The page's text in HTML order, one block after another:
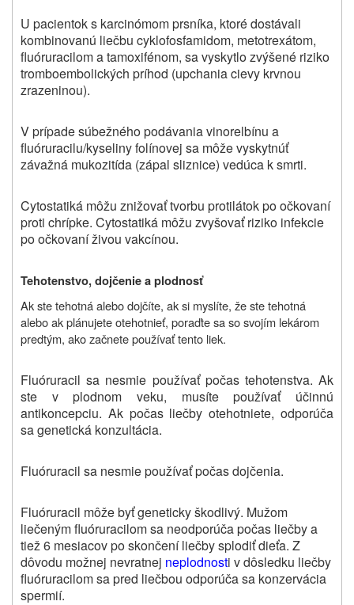
U pacientok s karcinómom prsníka, ktoré dostávali
kombinovanú liečbu cyklofosfamidom, metotrexátom,
fluóruracilom a tamoxifénom, sa vyskytlo zvýšené riziko
tromboembolických príhod (upchania cievy krvnou
zrazeninou).
V prípade súbežného podávania vinorelbínu a
fluóruracilu/kyseliny folínovej sa môže vyskytnúť
závažná mukozitída (zápal sliznice) vedúca k smrti.
Cytostatiká môžu znižovať tvorbu protilátok po očkovaní
proti chrípke. Cytostatiká môžu zvyšovať riziko infekcie
po očkovaní živou vakcínou.
Tehotenstvo, dojčenie a plodnosť
Ak ste tehotná alebo dojčíte, ak si myslíte, že ste tehotná
alebo ak plánujete otehotnieť, poraďte sa so svojím lekárom
predtým, ako začnete používať tento liek.
Fluóruracil sa nesmie používať počas tehotenstva. Ak
ste v plodnom veku, musíte používať účinnú
antikoncepciu. Ak počas liečby otehotniete, odporúča
sa genetická konzultácia.
Fluóruracil sa nesmie používať počas dojčenia.
Fluóruracil môže byť geneticky škodlivý. Mužom
liečeným fluóruracilom sa neodporúča počas liečby a
tiež 6 mesiacov po skončení liečby splodiť dieťa. Z
dôvodu možnej nevratnej neplodnosti v dôsledku liečby
fluóruracilom sa pred liečbou odporúča sa konzervácia
spermií.